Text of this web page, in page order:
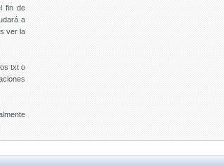
fin de
a
ver la
txt o